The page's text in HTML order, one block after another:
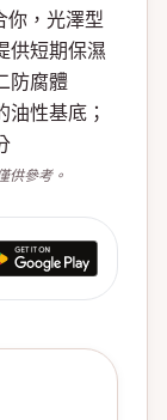
你，光澤型
供短期保濕
防腐體
油性基底；
供參考。